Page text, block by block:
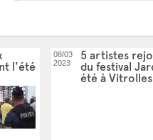
l'été
08/03
2023
5 artistes
du festival
été à Vitrolles